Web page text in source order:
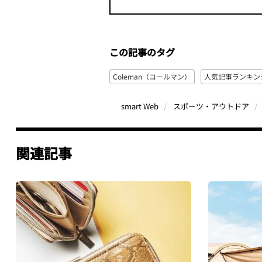
この記事のタグ
Coleman（コールマン） 人気記事ランキン
smart Web スポーツ・アウトドア
関連記事